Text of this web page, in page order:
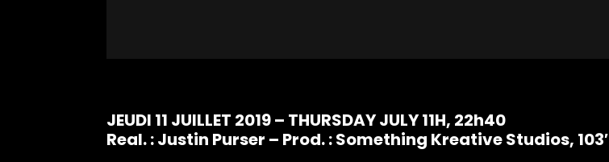
JEUDI 11 JUILLET 2019 – THURSDAY JULY 11H, 22h40
Real. : Justin Purser – Prod. : Something Kreative Studios, 103′